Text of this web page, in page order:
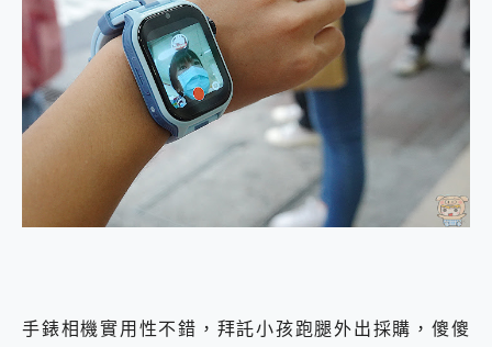
手錶相機實用性不錯，拜託小孩跑腿外出採購，傻傻